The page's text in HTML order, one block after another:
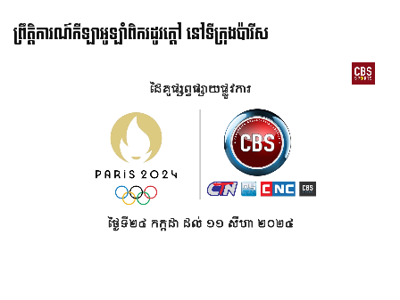
ព្រឹត្តិការណ៍កីឡាអូឡាំពិករដូវក្ដៅ នៅទីក្រុងប៉ារីស